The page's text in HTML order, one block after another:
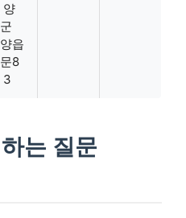
양
읍
8
3
는 질문